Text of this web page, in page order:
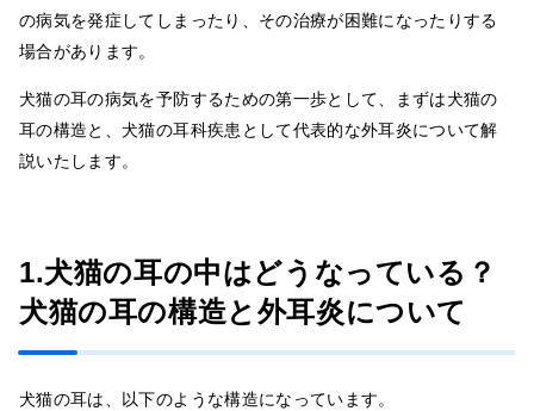
の病気を発症してしまったり、その治療が困難になったりする
場合があります。
犬猫の耳の病気を予防するための第一歩として、まずは犬猫の
耳の構造と、犬猫の耳科疾患として代表的な外耳炎について解
説いたします。
1.犬猫の耳の中はどうなっている？
犬猫の耳の構造と外耳炎について
犬猫の耳は、以下のような構造になっています。